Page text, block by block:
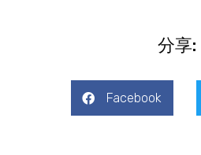
分享:
Facebook